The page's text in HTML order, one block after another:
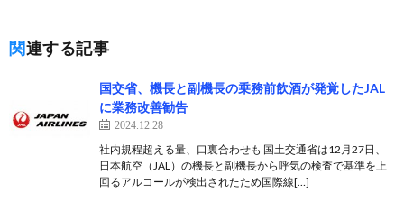
関連する記事
国交省、機長と副機長の乗務前飲酒が発覚したJAL
に業務改善勧告
2024.12.28
社内規程超える量、口裏合わせも 国土交通省は12月27日、
日本航空（JAL）の機長と副機長から呼気の検査で基準を上
回るアルコールが検出されたため国際線[…]